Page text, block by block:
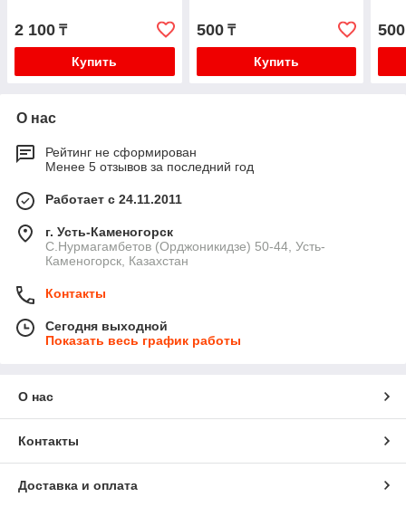
2 100 ₸
Купить
500₸
Купить
500
О нас
Рейтинг не сформирован
Менее 5 отзывов за последний год
Работает с 24.11.2011
г. Усть-Каменогорск
С.Нурмагамбетов (Орджоникидзе) 50-44, Усть-
Каменогорск, Казахстан
Контакты
Сегодня выходной
Показать весь график работы
О нас
Контакты
Доставка и оплата